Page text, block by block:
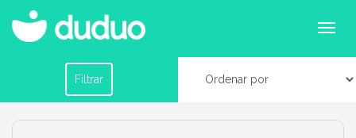
Canguros o niñeras en Tehuacán
Filtrar
Filtrar por horario